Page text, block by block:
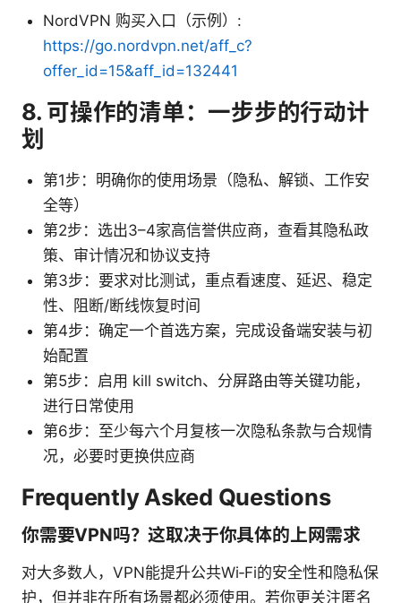
NordVPN 购买入口（示例）:
https://go.nordvpn.net/aff_c?
offer_id=15&aff_id=132441
8. 可操作的清单：一步步的行动计
划
第1步：明确你的使用场景（隐私、解锁、工作安
全等）
第2步：选出3–4家高信誉供应商，查看其隐私政
策、审计情况和协议支持
第3步：要求对比测试，重点看速度、延迟、稳定
性、阻断/断线恢复时间
第4步：确定一个首选方案，完成设备端安装与初
始配置
第5步：启用 kill switch、分屏路由等关键功能，
进行日常使用
第6步：至少每六个月复核一次隐私条款与合规情
况，必要时更换供应商
Frequently Asked Questions
你需要VPN吗？这取决于你具体的上网需求
对大多数人，VPN能提升公共Wi‑Fi的安全性和隐私保
护，但并非在所有场景都必须使用。若你更关注匿名